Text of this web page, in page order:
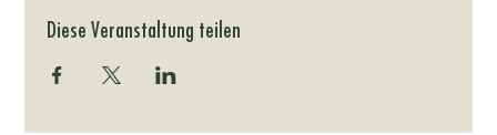
Diese Veranstaltung teilen